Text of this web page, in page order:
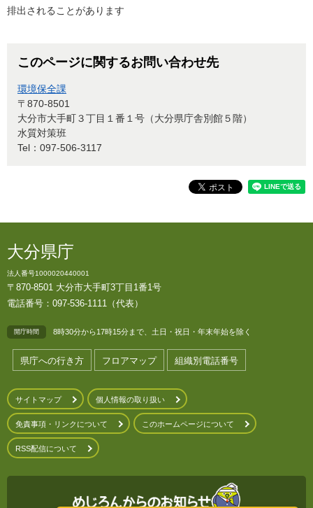
排出されることがあります
このページに関するお問い合わせ先
環境保全課
〒870-8501
大分市大手町３丁目１番１号（大分県庁舎別館５階）
水質対策班
Tel：097-506-3117
大分県庁
法人番号1000020440001
〒870-8501 大分市大手町3丁目1番1号
電話番号：097-536-1111（代表）
開庁時間 8時30分から17時15分まで、土日・祝日・年末年始を除く
県庁への行き方 フロアマップ 組織別電話番号
サイトマップ 個人情報の取り扱い
免責事項・リンクについて このホームページについて
RSS配信について